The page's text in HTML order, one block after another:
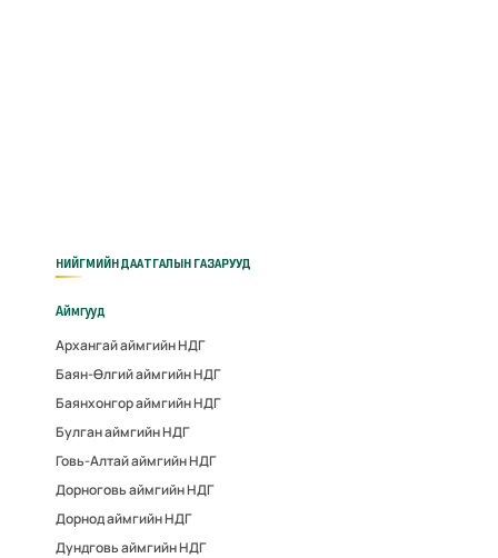
НИЙГМИЙН ДААТГАЛЫН ГАЗАРУУД
Аймгууд
Архангай аймгийн НДГ
Баян-Өлгий аймгийн НДГ
Баянхонгор аймгийн НДГ
Булган аймгийн НДГ
Говь-Алтай аймгийн НДГ
Дорноговь аймгийн НДГ
Дорнод аймгийн НДГ
Дундговь аймгийн НДГ